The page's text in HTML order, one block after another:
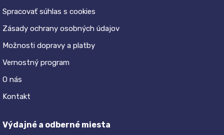
Spracovať súhlas s cookies
Zásady ochrany osobných údajov
Možnosti dopravy a platby
Vernostný program
O nás
Kontakt
Výdajné a odberné miesta